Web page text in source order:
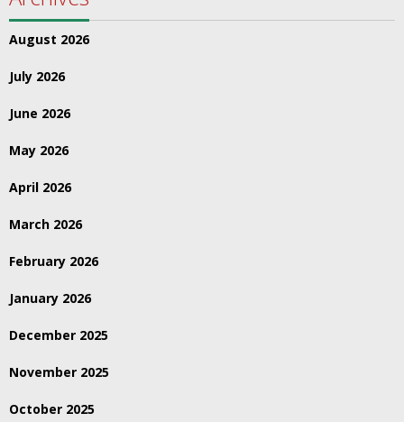
August 2026
July 2026
June 2026
May 2026
April 2026
March 2026
February 2026
January 2026
December 2025
November 2025
October 2025